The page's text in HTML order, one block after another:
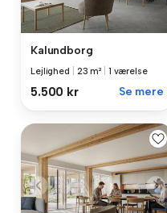
Kalundborg
Lejlighed 23 m² 1 værelse
5.500 kr Se mere